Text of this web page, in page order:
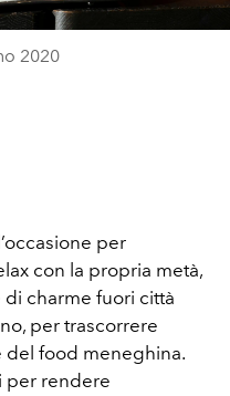
2020
per
con la propria metà,
charme fuori città
per trascorrere
del food meneghina.
per rendere